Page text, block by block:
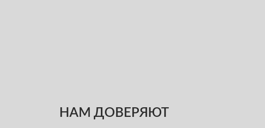
НАМ ДОВЕРЯЮТ